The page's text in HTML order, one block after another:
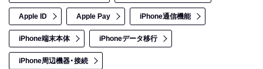
Apple ID Apple Pay iPhone通信機能
iPhone端末本体 iPhoneデータ移行
iPhone周辺機器・接続